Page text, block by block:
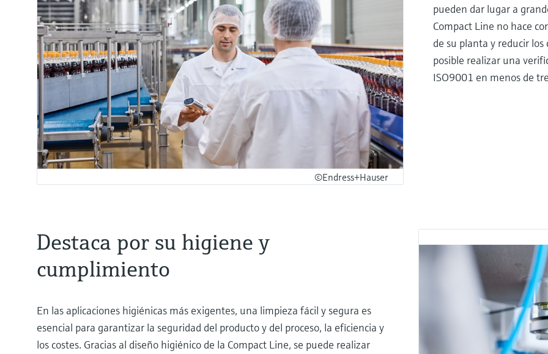
©Endress+Hauser
pueden dar lugar a
Compact Line no hace
de su planta y reducir
posible realizar una
ISO9001 en menos de
Destaca por su higiene y
cumplimiento
En las aplicaciones higiénicas más exigentes, una limpieza fácil y segura es
esencial para garantizar la seguridad del producto y del proceso, la eficiencia y
los costes. Gracias al diseño higiénico de la Compact Line, se puede realizar